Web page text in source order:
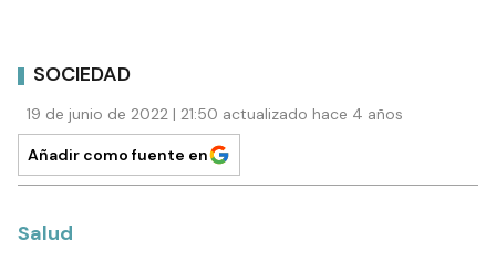
SOCIEDAD
19 de junio de 2022 | 21:50 actualizado hace 4 años
Añadir como fuente en
Salud